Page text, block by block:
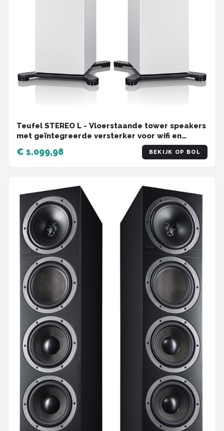
Teufel STEREO L - Vloerstaande tower speakers
met geïntegreerde versterker voor wifi en
€ 1.099,98 BEKIJK OP BOL